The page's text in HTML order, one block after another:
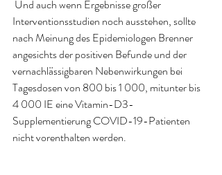
Interventionsstudien noch ausstehen, sollte
nach Meinung des Epidemiologen Brenner
angesichts der positiven Befunde und der
vernachlässigbaren Nebenwirkungen bei
Tagesdosen von 800 bis 1 000, mitunter bis
4 000 IE eine Vitamin-D3-
Supplementierung COVID-19-Patienten
nicht vorenthalten werden.